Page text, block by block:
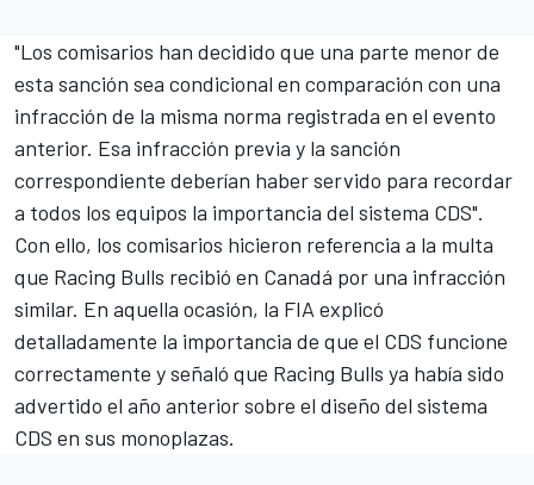
"Los comisarios han decidido que una parte menor de
esta sanción sea condicional en comparación con una
infracción de la misma norma registrada en el evento
anterior. Esa infracción previa y la sanción
correspondiente deberían haber servido para recordar
a todos los equipos la importancia del sistema CDS".
Con ello, los comisarios hicieron referencia a la multa
que Racing Bulls recibió en Canadá por una infracción
similar. En aquella ocasión, la FIA explicó
detalladamente la importancia de que el CDS funcione
correctamente y señaló que Racing Bulls ya había sido
advertido el año anterior sobre el diseño del sistema
CDS en sus monoplazas.